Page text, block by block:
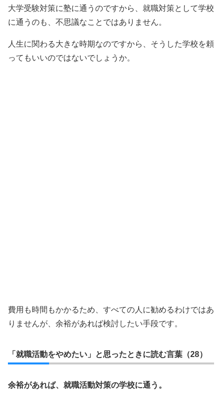
大学受験対策に塾に通うのですから、就職対策として学校
に通うのも、不思議なことではありません。
人生に関わる大きな時期なのですから、そうした学校を頼
ってもいいのではないでしょうか。
費用も時間もかかるため、すべての人に勧めるわけではあ
りませんが、余裕があれば検討したい手段です。
「就職活動をやめたい」と思ったときに読む言葉（28）
余裕があれば、就職活動対策の学校に通う。